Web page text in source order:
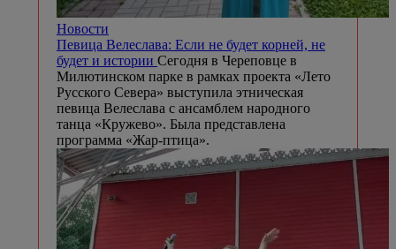
Новости
Певица Велеслава: Если не будет корней, не
будет и истории Сегодня в Череповце в
Милютинском парке в рамках проекта «Лето
Русского Севера» выступила этническая
певица Велеслава с ансамблем народного
танца «Кружево». Была представлена
программа «Жар-птица».